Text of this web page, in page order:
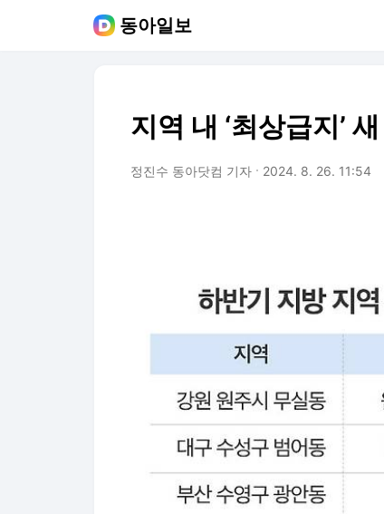
동아일보
지역 내 ‘최상급지’
정진수 동아닷컴 기자 2024. 8. 26. 11:54